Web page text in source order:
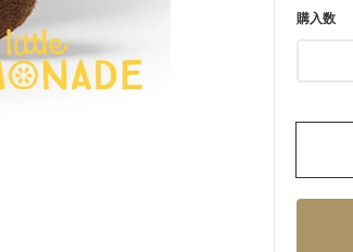
購入数